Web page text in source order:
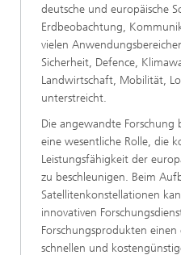
deutsche und europäische
Erdbeobachtung,
vielen
Sicherheit, Defence,
Landwirtschaft, Mobilität,
unterstreicht.
Die angewandte Forschung
eine wesentliche Rolle, die
Leistungsfähigkeit der
zu beschleunigen. Beim
Satellitenkonstellationen
innovativen
Forschungsprodukten
schnellen und